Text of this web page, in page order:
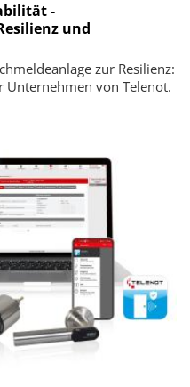
-
und
zur Resilienz:
Unternehmen von Telenot.